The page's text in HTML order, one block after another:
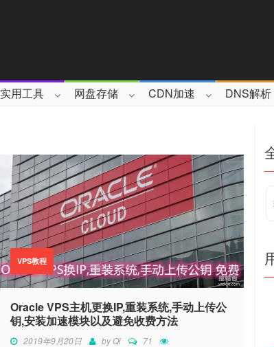
实用工具 网盘存储 CDN加速 DNS解析
VPS教程
Oracle VPS主机更换IP,重装系统,手动上传公
钥,安装加速模块以及避免收费方法
2019年9月20日 byQi 71